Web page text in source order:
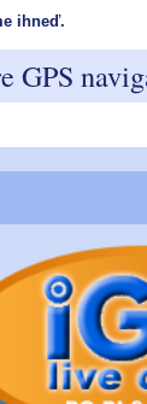
ihneď.
GPS